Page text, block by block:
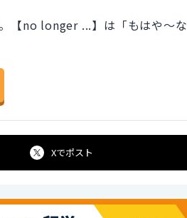
【no longer ...】は「もはや～な
Xでポスト